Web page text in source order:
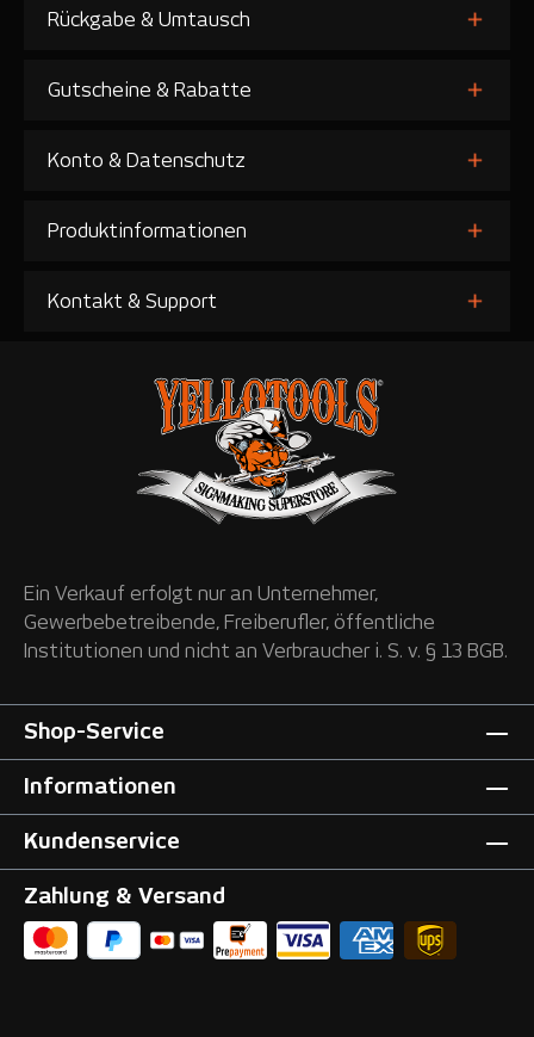
Rückgabe & Umtausch
Gutscheine & Rabatte
Konto & Datenschutz
Produktinformationen
Kontakt & Support
Ein Verkauf erfolgt nur an Unternehmer,
Gewerbebetreibende, Freiberufler, öffentliche
Institutionen und nicht an Verbraucher i. S. v. § 13 BGB.
Shop-Service
Informationen
Kundenservice
Zahlung & Versand